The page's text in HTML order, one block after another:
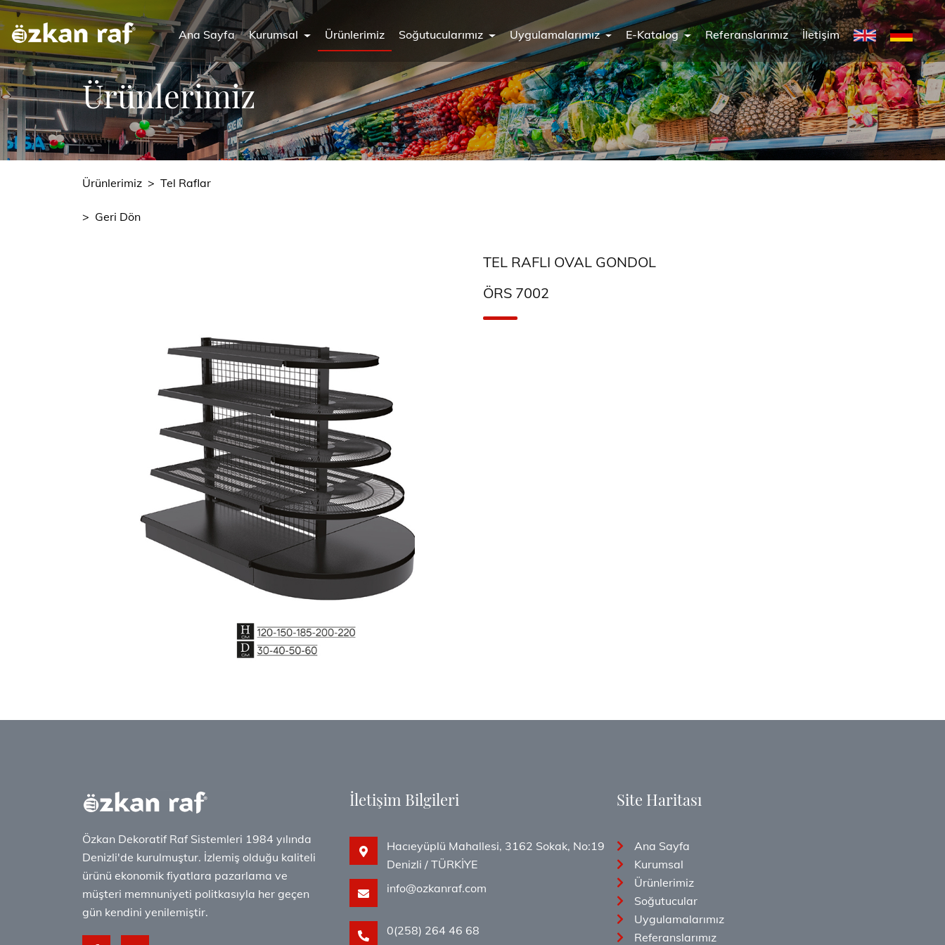
Ana Sayfa Kurumsal Ürünlerimiz Soğutucularımız Uygulamalarımız E-Katalog Referanslarımız İletişim
Ürünlerimiz
Ürünlerimiz > Tel Raflar
> Geri Dön
TEL RAFLI OVAL GONDOL
ÖRS 7002
Özkan Dekoratif Raf Sistemleri 1984 yılında
Denizli'de kurulmuştur. İzlemiş olduğu kaliteli
ürünü ekonomik fiyatlara pazarlama ve
müşteri memnuniyeti politkasıyla her geçen
gün kendini yenilemiştir.
İletişim Bilgileri
Hacıeyüplü Mahallesi, 3162 Sokak, No:19
Denizli / TÜRKİYE
info@ozkanraf.com
0(258) 264 46 68
Site Haritası
Ana Sayfa
Kurumsal
Ürünlerimiz
Soğutucular
Uygulamalarımız
Referanslarımız